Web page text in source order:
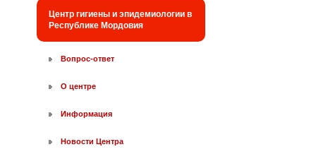
Центр гигиены и эпидемиологии в
Республике Мордовия
Вопрос-ответ
О центре
Информация
Новости Центра